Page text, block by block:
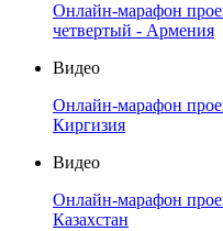
Онлайн-марафон
четвертый - Армения
Видео
Онлайн-марафон
Киргизия
Видео
Онлайн-марафон
Казахстан